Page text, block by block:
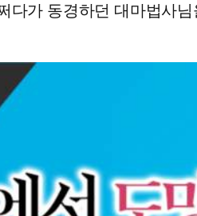
다가 동경하던 대마법사님